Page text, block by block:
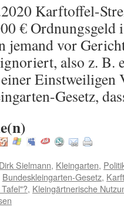
Karftoffel-
€ Ordnungsgeld
jemand vor
also z. B.
Einstweiligen
Gesetz,
Dirk Sielmann, Kleingarten,
Bundeskleingarten-Gesetz,
, Kleingärtnerische